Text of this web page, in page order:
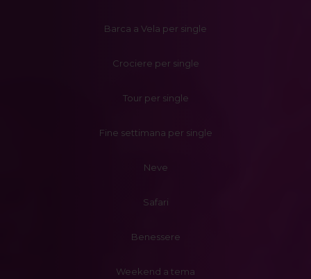
Barca a Vela per single
Crociere per single
Tour per single
Fine settimana per single
Neve
Safari
Benessere
Weekend a tema